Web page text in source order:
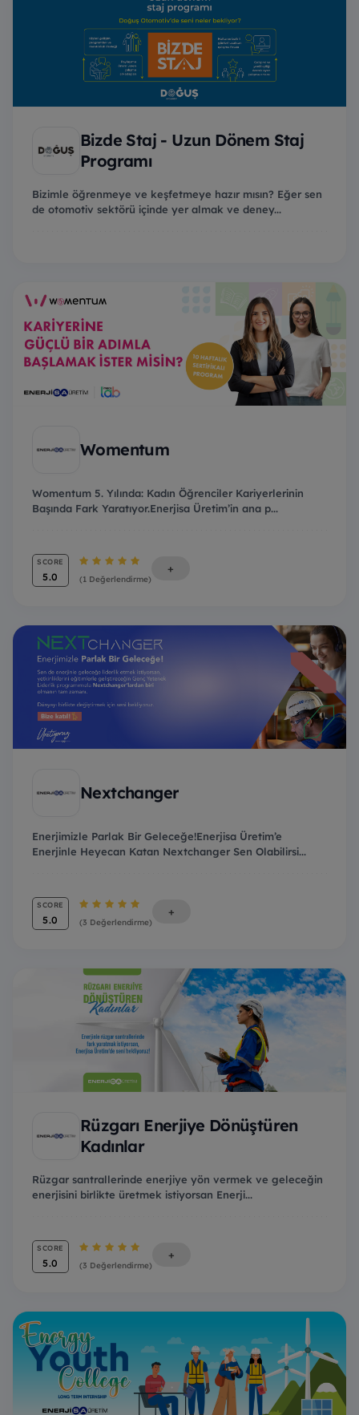
Bizde Staj - Uzun Dönem Staj
Programı
Bizimle öğrenmeye ve keşfetmeye hazır mısın? Eğer sen
de otomotiv sektörü içinde yer almak ve deney...
Womentum
Womentum 5. Yılında: Kadın Öğrenciler Kariyerlerinin
Başında Fark Yaratıyor.Enerjisa Üretim’in ana p...
SCORE
5.0 (1 Değerlendirme)
+
Nextchanger
Enerjimizle Parlak Bir Geleceğe!Enerjisa Üretim’e
Enerjinle Heyecan Katan Nextchanger Sen Olabilirsi...
SCORE
5.0 (3 Değerlendirme)
+
Rüzgarı Enerjiye Dönüştüren
Kadınlar
Rüzgar santrallerinde enerjiye yön vermek ve geleceğin
enerjisini birlikte üretmek istiyorsan Enerji...
SCORE
5.0 (3 Değerlendirme)
+